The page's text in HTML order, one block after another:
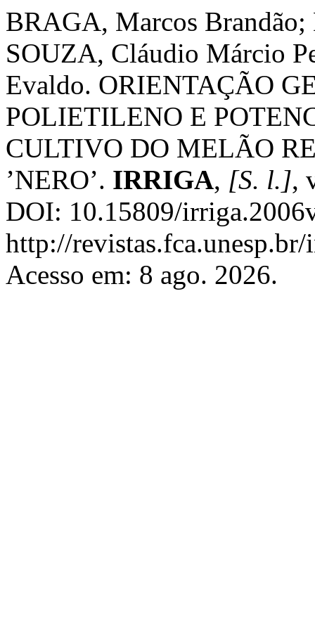
BRAGA, Marcos
SOUZA, Cláudio Márcio
Evaldo. ORIENTAÇÃO
POLIETILENO E
CULTIVO DO MELÃO
’NERO’. IRRIGA, [S. l.],
DOI: 10.15809/
http://
Acesso em: 8 ago. 2026.